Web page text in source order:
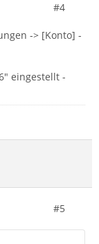
#4
-> [Konto] -
eingestellt -
#5